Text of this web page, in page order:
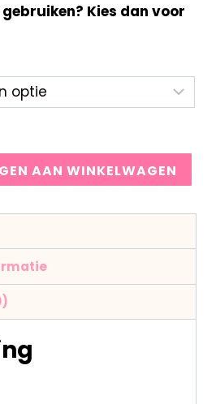
Kies dan voor
AAN WINKELWAGEN